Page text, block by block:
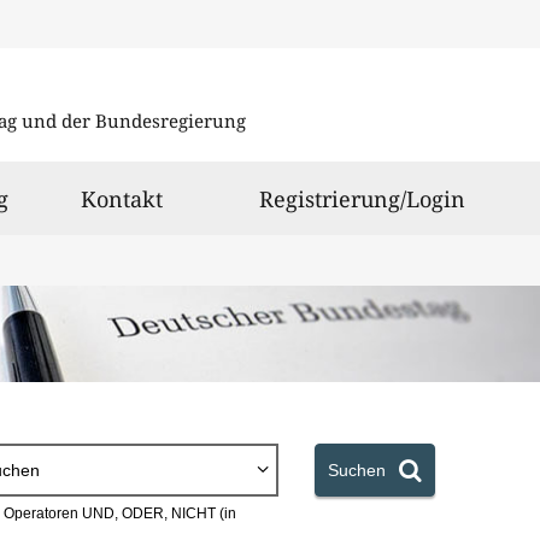
und der Bundesregierung
Kontakt Registrierung/Login
Suchen
UND, ODER, NICHT (in